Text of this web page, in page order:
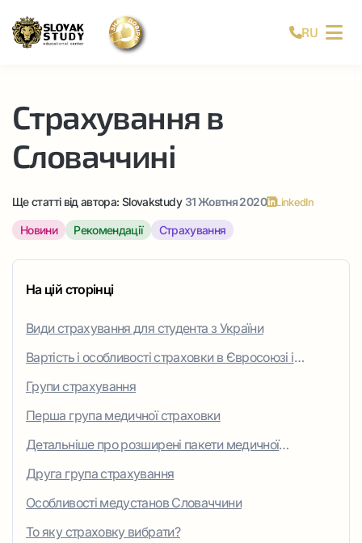
RU
Страхування в
Словаччині
Ще статті від автора: Slovakstudy 31 Жовтня 2020 LinkedIn
Новини Рекомендації Страхування
На цій сторінці
Види страхування для студента з України
Вартість і особливості страховки в Євросоюзі і
Групи страхування
Перша група медичної страховки
Детальніше про розширені пакети медичної
Друга група страхування
Особливості медустанов Словаччини
То яку страховку вибрати?